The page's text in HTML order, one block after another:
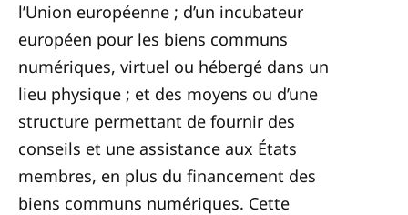
l’Union européenne ; d’un incubateur
européen pour les biens communs
numériques, virtuel ou hébergé dans un
lieu physique ; et des moyens ou d’une
structure permettant de fournir des
conseils et une assistance aux États
membres, en plus du financement des
biens communs numériques. Cette